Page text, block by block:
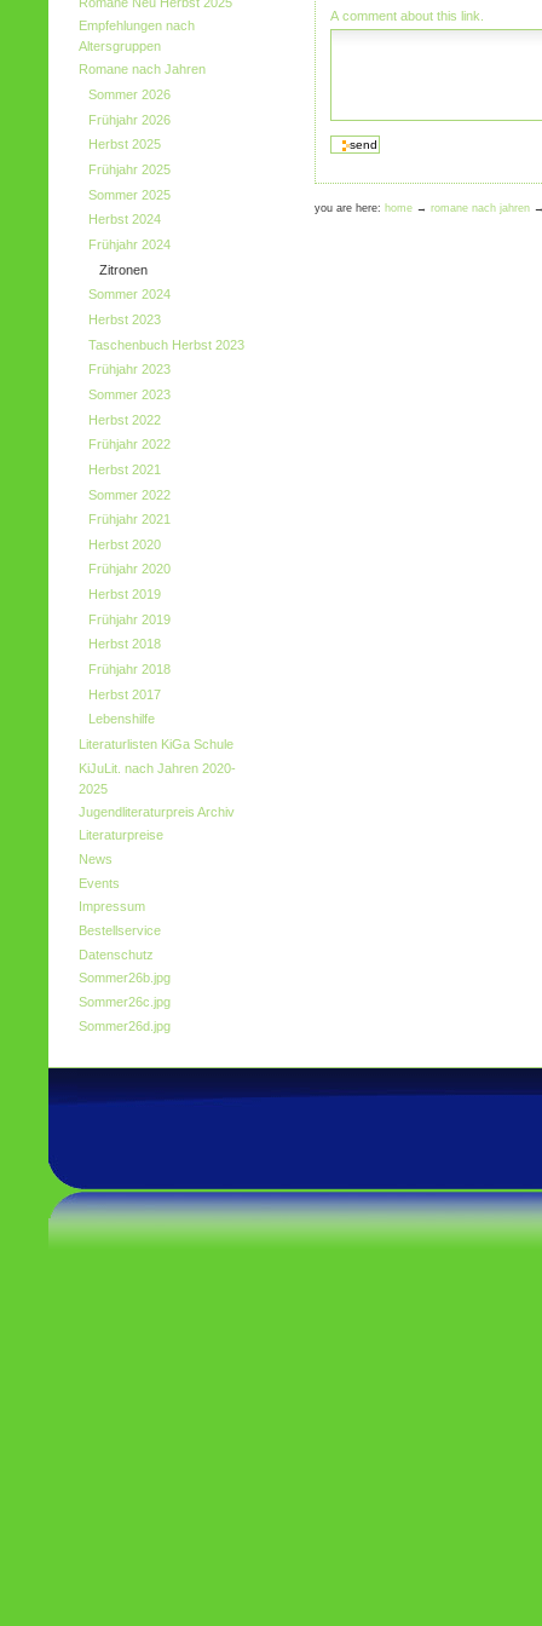
Empfehlungen nach
Altersgruppen
Romane nach Jahren
Sommer 2026
Frühjahr 2026
Herbst 2025
Frühjahr 2025
Sommer 2025
Herbst 2024
Frühjahr 2024
Zitronen
Sommer 2024
Herbst 2023
Taschenbuch Herbst 2023
Frühjahr 2023
Sommer 2023
Herbst 2022
Frühjahr 2022
Herbst 2021
Sommer 2022
Frühjahr 2021
Herbst 2020
Frühjahr 2020
Herbst 2019
Frühjahr 2019
Herbst 2018
Frühjahr 2018
Herbst 2017
Lebenshilfe
Literaturlisten KiGa Schule
KiJuLit. nach Jahren 2020-
2025
Jugendliteraturpreis Archiv
Literaturpreise
News
Events
Impressum
Bestellservice
Datenschutz
Sommer26b.jpg
Sommer26c.jpg
Sommer26d.jpg
A comment about this link.
you are here: home → romane nach jahren